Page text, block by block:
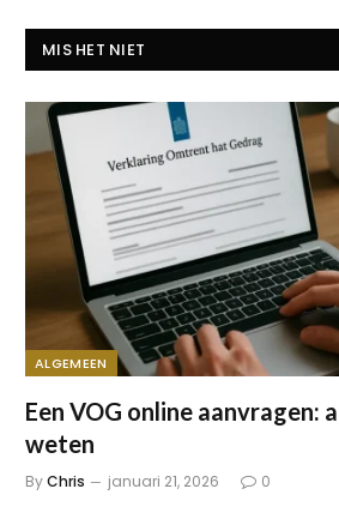
MIS HET NIET
ALGEMEEN
Een VOG online aanvragen:
weten
ByChris januari 21, 2026 0